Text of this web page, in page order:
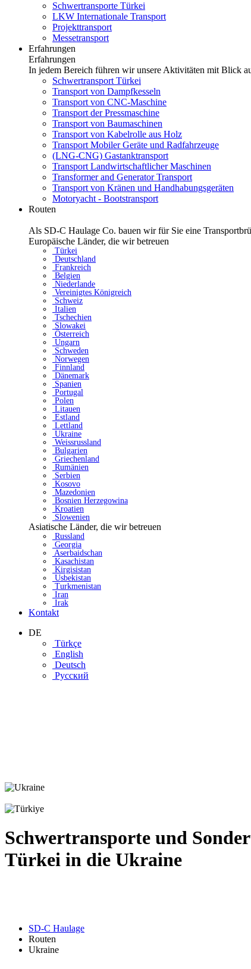
Schwertransporte Türkei
LKW Internationale Transport
Projekttransport
Messetransport
Erfahrungen
Erfahrungen
In jedem Bereich führen wir unsere Aktivitäten mit Blick
Schwertransport Türkei
Transport von Dampfkesseln
Transport von CNC-Maschine
Transport der Pressmaschine
Transport von Baumaschinen
Transport von Kabelrolle aus Holz
Transport Mobiler Geräte und Radfahrzeuge
(LNG-CNG) Gastanktransport
Transport Landwirtschaftlicher Maschinen
Transformer and Generator Transport
Transport von Kränen und Handhabungsgeräten
Motoryacht - Bootstransport
Routen
Als SD-C Haulage Co. bauen wir für Sie eine
Europäische Länder, die wir betreuen
Türkei
Deutschland
Frankreich
Belgien
Niederlande
Vereinigtes Königreich
Schweiz
Italien
Tschechien
Slowakei
Österreich
Ungarn
Schweden
Norwegen
Finnland
Dänemark
Spanien
Portugal
Polen
Litauen
Estland
Lettland
Ukraine
Weissrussland
Bulgarien
Griechenland
Rumänien
Serbien
Kosovo
Mazedonien
Bosnien Herzegowina
Kroatien
Slowenien
Asiatische Länder, die wir betreuen
Russland
Georgia
Aserbaidschan
Kasachistan
Kirgisistan
Usbekistan
Turkmenistan
Iran
Irak
Kontakt
DE
Türkçe
English
Deutsch
Русский
Schwertransporte und
Türkei in die Ukraine
SD-C Haulage
Routen
Ukraine